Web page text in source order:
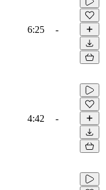
6:25 -
4:42 -